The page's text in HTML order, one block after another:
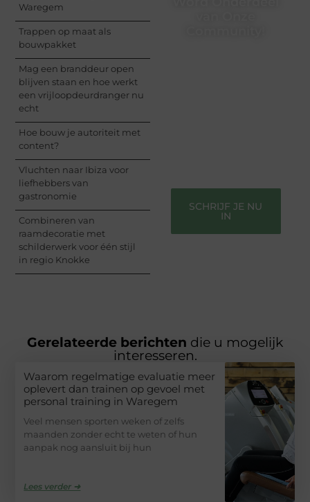
Waregem
Trappen op maat als
bouwpakket
Mag een branddeur open
blijven staan en hoe werkt
een vrijloopdeurdranger nu
echt
Hoe bouw je autoriteit met
content?
Vluchten naar Ibiza voor
liefhebbers van
gastronomie
Combineren van
raamdecoratie met
schilderwerk voor één stijl
in regio Knokke
SCHRIJF JE NU
IN
Gerelateerde berichten die u mogelijk
interesseren.
Waarom regelmatige evaluatie meer
oplevert dan trainen op gevoel met
personal training in Waregem
Veel mensen sporten weken of zelfs
maanden zonder echt te weten of hun
aanpak nog aansluit bij hun
Lees verder ➜